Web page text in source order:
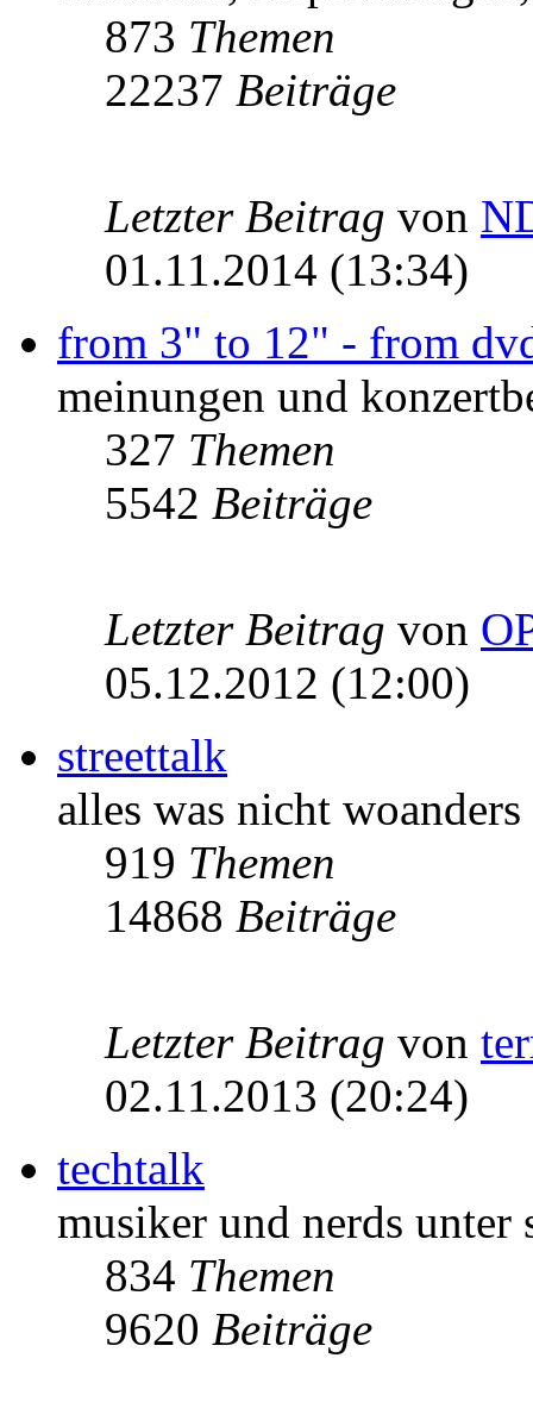
873 Themen
22237 Beiträge
Letzter Beitrag von
01.11.2014 (13:34)
from 3" to 12" - from
meinungen und
327 Themen
5542 Beiträge
Letzter Beitrag von
05.12.2012 (12:00)
streettalk
alles was nicht
919 Themen
14868 Beiträge
Letzter Beitrag von
02.11.2013 (20:24)
techtalk
musiker und nerds unter
834 Themen
9620 Beiträge